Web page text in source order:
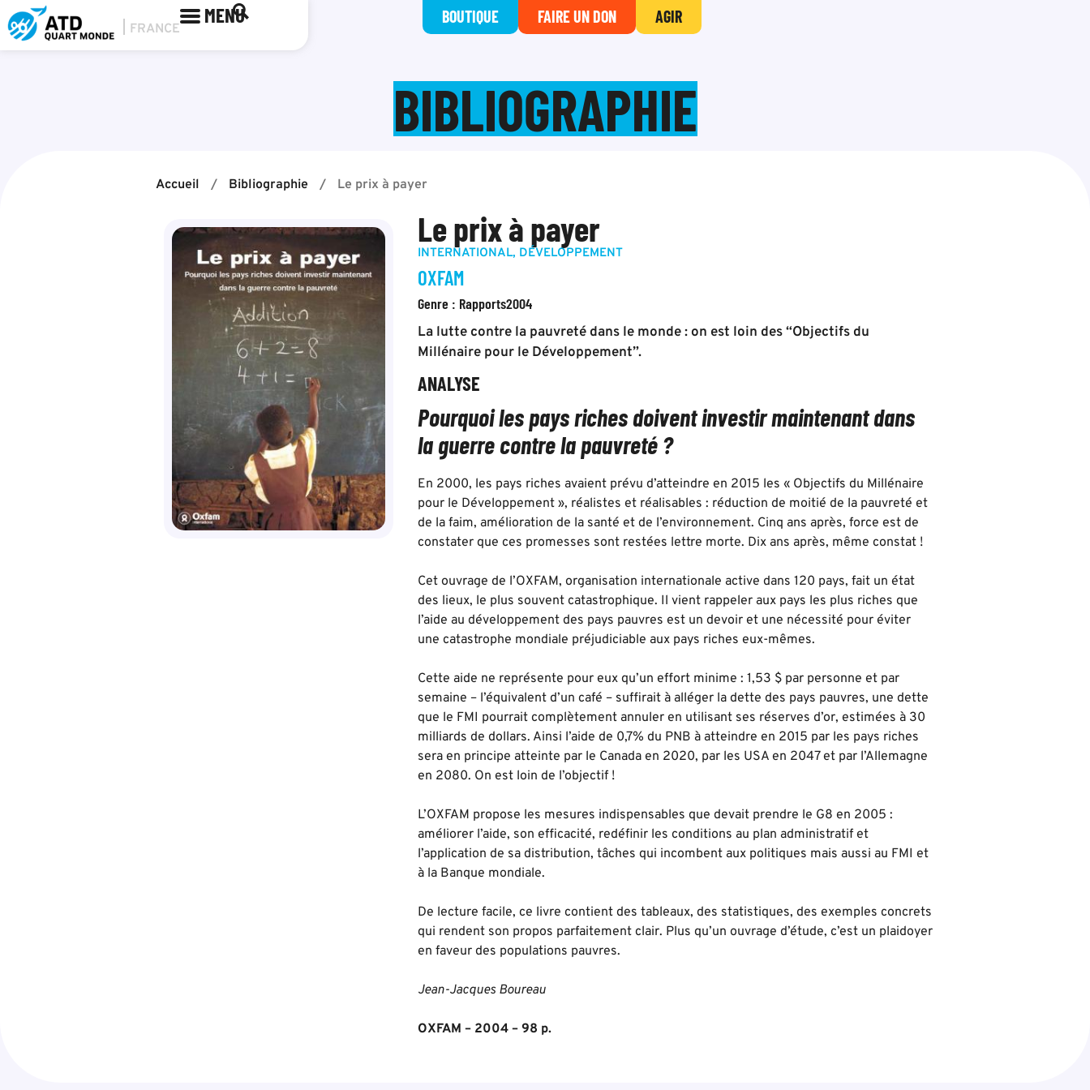
MENU BOUTIQUE FAIRE UN DON AGIR
BIBLIOGRAPHIE
Accueil / Bibliographie / Le prix à payer
Le prix à payer
INTERNATIONAL, DÉVELOPPEMENT
OXFAM
Genre : Rapports2004
La lutte contre la pauvreté dans le monde : on est loin des “Objectifs du
Millénaire pour le Développement”.
ANALYSE
Pourquoi les pays riches doivent investir maintenant dans
la guerre contre la pauvreté ?
En 2000, les pays riches avaient prévu d’atteindre en 2015 les « Objectifs du Millénaire
pour le Développement », réalistes et réalisables : réduction de moitié de la pauvreté et
de la faim, amélioration de la santé et de l’environnement. Cinq ans après, force est de
constater que ces promesses sont restées lettre morte. Dix ans après, même constat !
Cet ouvrage de l’OXFAM, organisation internationale active dans 120 pays, fait un état
des lieux, le plus souvent catastrophique. Il vient rappeler aux pays les plus riches que
l’aide au développement des pays pauvres est un devoir et une nécessité pour éviter
une catastrophe mondiale préjudiciable aux pays riches eux-mêmes.
Cette aide ne représente pour eux qu’un effort minime : 1,53 $ par personne et par
semaine – l’équivalent d’un café – suffirait à alléger la dette des pays pauvres, une dette
que le FMI pourrait complètement annuler en utilisant ses réserves d’or, estimées à 30
milliards de dollars. Ainsi l’aide de 0,7% du PNB à atteindre en 2015 par les pays riches
sera en principe atteinte par le Canada en 2020, par les USA en 2047 et par l’Allemagne
en 2080. On est loin de l’objectif !
L’OXFAM propose les mesures indispensables que devait prendre le G8 en 2005 :
améliorer l’aide, son efficacité, redéfinir les conditions au plan administratif et
l’application de sa distribution, tâches qui incombent aux politiques mais aussi au FMI et
à la Banque mondiale.
De lecture facile, ce livre contient des tableaux, des statistiques, des exemples concrets
qui rendent son propos parfaitement clair. Plus qu’un ouvrage d’étude, c’est un plaidoyer
en faveur des populations pauvres.
Jean-Jacques Boureau
OXFAM – 2004 – 98 p.